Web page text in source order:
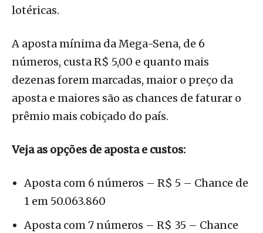
lotéricas.
A aposta mínima da Mega-Sena, de 6
números, custa R$ 5,00 e quanto mais
dezenas forem marcadas, maior o preço da
aposta e maiores são as chances de faturar o
prêmio mais cobiçado do país.
Veja as opções de aposta e custos:
Aposta com 6 números – R$ 5 – Chance de
1 em 50.063.860
Aposta com 7 números – R$ 35 – Chance